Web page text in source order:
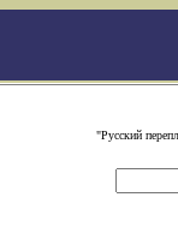
"Русский